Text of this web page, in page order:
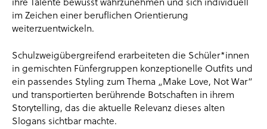
im Zeichen einer beruflichen Orientierung
weiterzuentwickeln.
Schulzweigübergreifend erarbeiteten die Schüler*innen
in gemischten Fünfergruppen konzeptionelle Outfits und
ein passendes Styling zum Thema „Make Love, Not War“
und transportierten berührende Botschaften in ihrem
Storytelling, das die aktuelle Relevanz dieses alten
Slogans sichtbar machte.